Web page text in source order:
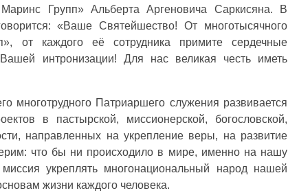
Групп» Альберта Аргеновича Саркисяна. В
«Ваше Святейшество! От многотысячного
от каждого её сотрудника примите сердечные
интронизации! Для нас великая честь иметь
многотрудного Патриаршего служения развивается
в пастырской, миссионерской, богословской,
направленных на укрепление веры, на развитие
что бы ни происходило в мире, именно на нашу
укреплять многонациональный народ нашей
жизни каждого человека.